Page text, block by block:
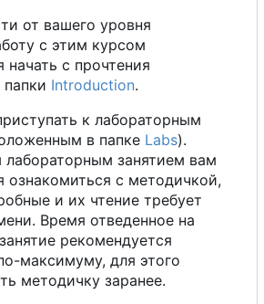
от вашего уровня
с этим курсом
начать с прочтения
Introduction.
к лабораторным
в папке Labs).
занятием вам
ознакомиться с методичкой,
и их чтение требует
Время отведенное на
рекомендуется
максимуму, для этого
методичку заранее.